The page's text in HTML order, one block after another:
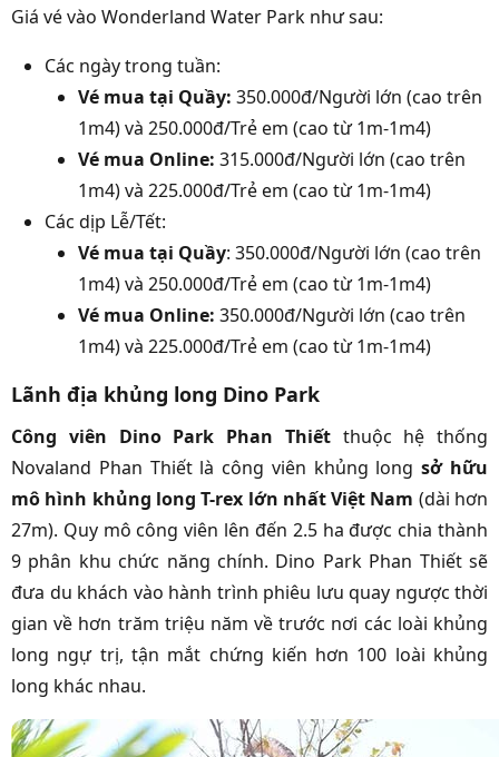
Giá vé vào Wonderland Water Park như sau:
Các ngày trong tuần:
Vé mua tại Quầy: 350.000đ/Người lớn (cao trên
1m4) và 250.000đ/Trẻ em (cao từ 1m-1m4)
Vé mua Online: 315.000đ/Người lớn (cao trên
1m4) và 225.000đ/Trẻ em (cao từ 1m-1m4)
Các dịp Lễ/Tết:
Vé mua tại Quầy: 350.000đ/Người lớn (cao trên
1m4) và 250.000đ/Trẻ em (cao từ 1m-1m4)
Vé mua Online: 350.000đ/Người lớn (cao trên
1m4) và 225.000đ/Trẻ em (cao từ 1m-1m4)
Lãnh địa khủng long Dino Park
Công viên Dino Park Phan Thiếtthuộc hệ thống
Novaland Phan Thiết là công viên khủng longsở hữu
mô hình khủng long T-rex lớn nhất Việt Nam (dài hơn
27m). Quy mô công viên lên đến 2.5 ha được chia thành
9 phân khu chức năng chính. Dino Park Phan Thiết sẽ
đưa du khách vào hành trình phiêu lưu quay ngược thời
gian về hơn trăm triệu năm về trước nơi các loài khủng
long ngự trị, tận mắt chứng kiến hơn 100 loài khủng
long khác nhau.